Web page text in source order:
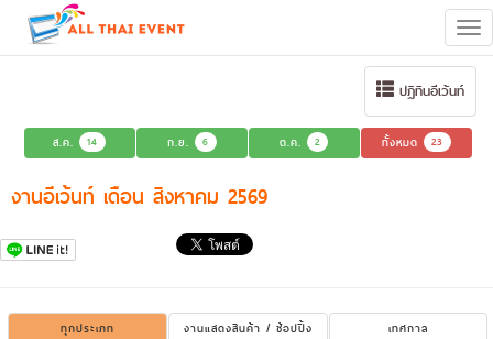
ปฏิทินอีเว้นท์
ส.ค. 14 ก.ย. 6 ต.ค. 2 ทั้งหมด 23
งานอีเว้นท์ เดือน สิงหาคม 2569
ทุกประเภท งานแสดงสินค้า / ช้อปปิ้ง
เทศกาล